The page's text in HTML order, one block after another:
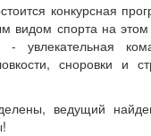
конкурсная
видом спорта на
- увлекательная
сноровки и
ведущий